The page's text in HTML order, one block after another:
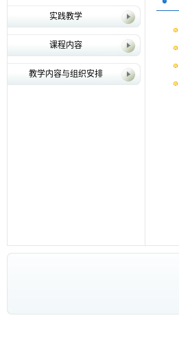
实践教学
课程内容
教学内容与组织安排